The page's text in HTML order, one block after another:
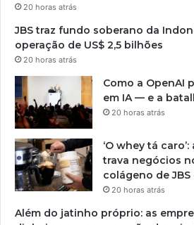
20 horas atrás
JBS traz fundo soberano da
operação de US$ 2,5 bilhões
20 horas atrás
Como a OpenAI
em IA — e a
20 horas atrás
‘O whey tá
trava negócios
colágeno de JBS
20 horas atrás
Além do jatinho próprio: as